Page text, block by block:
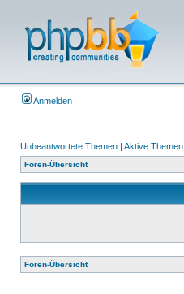
Anmelden
Unbeantwortete Themen | Aktive Themen
Foren-Übersicht
Foren-Übersicht